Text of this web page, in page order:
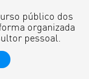
público dos
organizada
pessoal.